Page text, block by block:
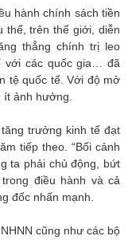
hành chính sách tiền
thể, trên thế giới, diễn
thẳng chính trị leo
với các quốc gia… đã
tệ quốc tế. Với độ mở
ảnh hưởng.
trưởng kinh tế đạt
tiếp theo. “Bối cảnh
ta phải chủ động, bứt
điều hành và cả
đốc nhấn mạnh.
cũng như các bộ